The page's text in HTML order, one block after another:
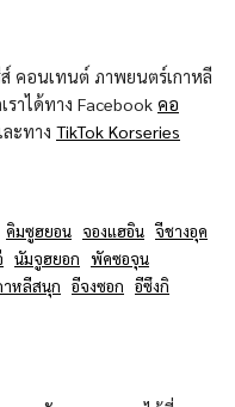
คอนเทนต์ ภาพยนตร์เกาหลี
าได้ทาง Facebook คอ
ะทาง TikTok Korseries
คิมซูฮยอน จองแฮอิน จีชางอุค
นัมจูฮยอก พัคซอจุน
าหลีสนุก อีจงซอก อีซึงกิ